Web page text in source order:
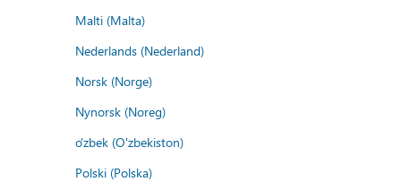
Malti (Malta)
Nederlands (Nederland)
Norsk (Norge)
Nynorsk (Noreg)
o'zbek (O'zbekiston)
Polski (Polska)